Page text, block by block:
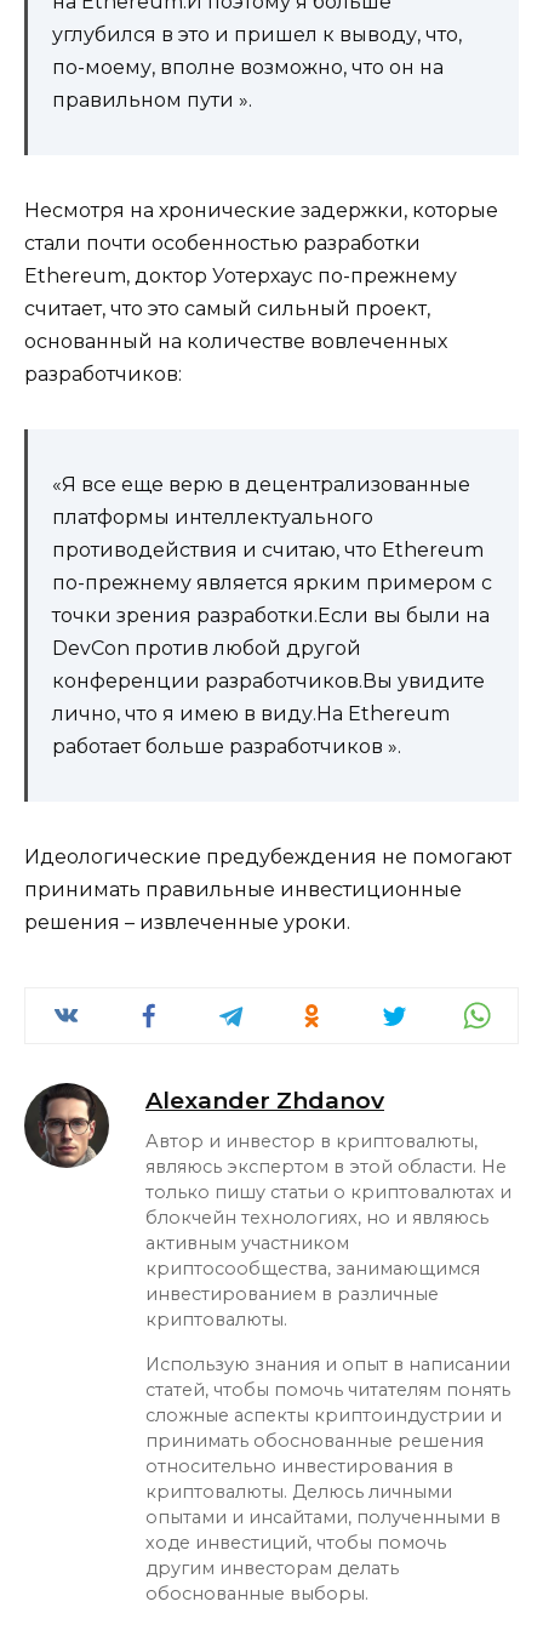
углубился в это и пришел к выводу, что,
по-моему, вполне возможно, что он на
правильном пути ».
Несмотря на хронические задержки, которые
стали почти особенностью разработки
Ethereum, доктор Уотерхаус по-прежнему
считает, что это самый сильный проект,
основанный на количестве вовлеченных
разработчиков:
«Я все еще верю в децентрализованные
платформы интеллектуального
противодействия и считаю, что Ethereum
по-прежнему является ярким примером с
точки зрения разработки.Если вы были на
DevCon против любой другой
конференции разработчиков.Вы увидите
лично, что я имею в виду.На Ethereum
работает больше разработчиков ».
Идеологические предубеждения не помогают
принимать правильные инвестиционные
решения – извлеченные уроки.
Alexander Zhdanov
Автор и инвестор в криптовалюты,
являюсь экспертом в этой области. Не
только пишу статьи о криптовалютах и
блокчейн технологиях, но и являюсь
активным участником
криптосообщества, занимающимся
инвестированием в различные
криптовалюты.
Использую знания и опыт в написании
статей, чтобы помочь читателям понять
сложные аспекты криптоиндустрии и
принимать обоснованные решения
относительно инвестирования в
криптовалюты. Делюсь личными
опытами и инсайтами, полученными в
ходе инвестиций, чтобы помочь
другим инвесторам делать
обоснованные выборы.